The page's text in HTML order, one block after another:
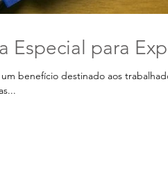
Especial para
benefício destinado aos